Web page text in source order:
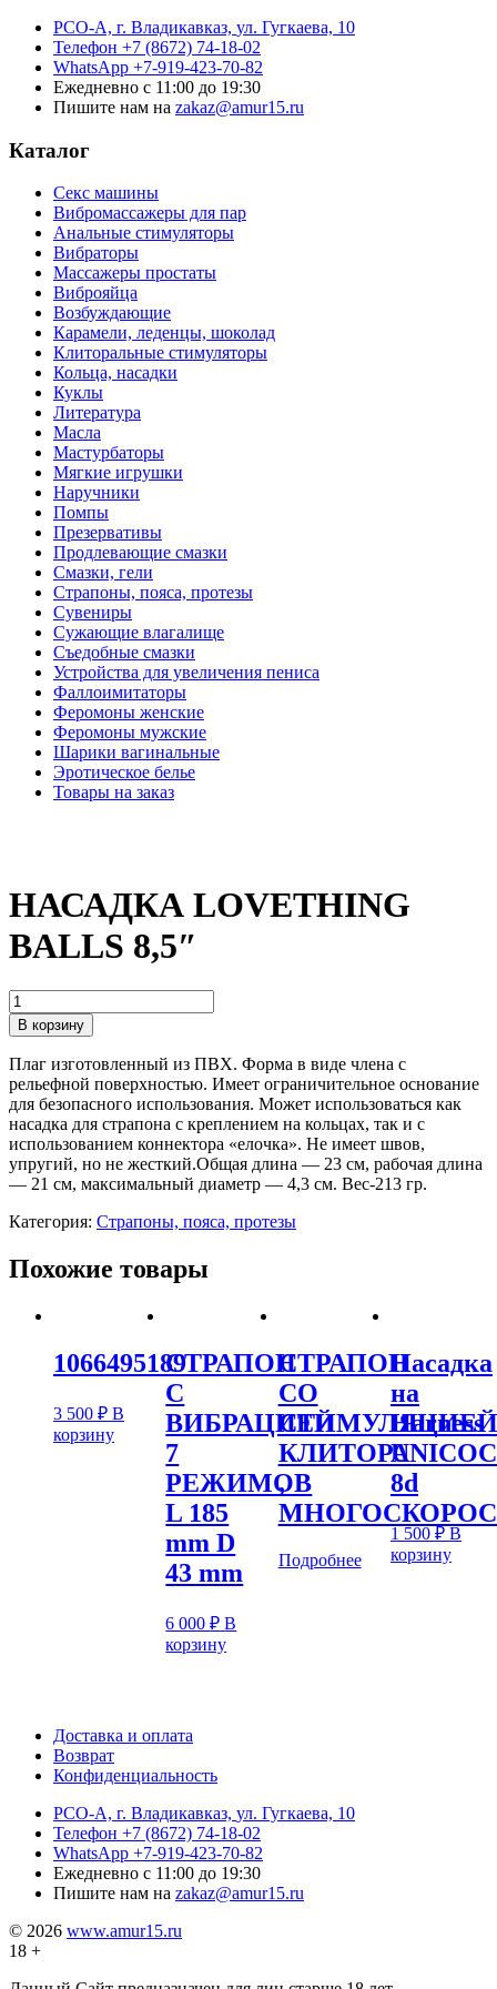
РСО-А, г. Владикавказ, ул. Гугкаева, 10
Телефон +7 (8672) 74-18-02
WhatsApp +7-919-423-70-82
Ежедневно с 11:00 до 19:30
Пишите нам на zakaz@amur15.ru
Каталог
Секс машины
Вибромассажеры для пар
Анальные стимуляторы
Вибраторы
Массажеры простаты
Виброяйца
Возбуждающие
Карамели, леденцы, шоколад
Клиторальные стимуляторы
Кольца, насадки
Куклы
Литература
Масла
Мастурбаторы
Мягкие игрушки
Наручники
Помпы
Презервативы
Продлевающие смазки
Смазки, гели
Страпоны, пояса, протезы
Сувениры
Сужающие влагалище
Съедобные смазки
Устройства для увеличения пениса
Фаллоимитаторы
Феромоны женские
Феромоны мужские
Шарики вагинальные
Эротическое белье
Товары на заказ
НАСАДКА LOVETHING
BALLS 8,5″
В корзину
Плаг изготовленный из ПВХ. Форма в виде члена с
рельефной поверхностью. Имеет ограничительное основание
для безопасного использования. Может использоваться как
насадка для страпона с креплением на кольцах, так и с
использованием коннектора «елочка». Не имеет швов,
упругий, но не жесткий.Общая длина — 23 см, рабочая длина
— 21 см, максимальный диаметр — 4,3 см. Вес-213 гр.
Категория: Страпоны, пояса, протезы
Похожие товары
1066495189
3 500 ₽ В
корзину
СТРАПОН
С
ВИБРАЦИЕЙ
7
РЕЖИМОВ
L 185
mm D
43 mm
6 000₽ В
корзину
СТРАПОН
СО
СТИМУЛЯЦИЕЙ
КЛИТОРА
,
Подробнее
Насадка
на
Harness
8d
1 500 ₽ В
корзину
Доставка и оплата
Возврат
Конфиденциальность
РСО-А, г. Владикавказ, ул. Гугкаева, 10
Телефон +7 (8672) 74-18-02
WhatsApp +7-919-423-70-82
Ежедневно с 11:00 до 19:30
Пишите нам на zakaz@amur15.ru
© 2026 www.amur15.ru
18 +